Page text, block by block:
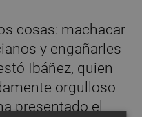
cosas: machacar
y engañarles
Ibáñez, quien
orgulloso
presentado el